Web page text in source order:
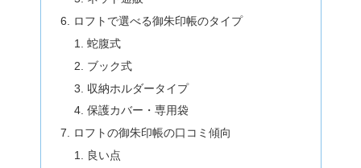
ロフトで選べる御朱印帳のタイプ
蛇腹式
ブック式
収納ホルダータイプ
保護カバー・専用袋
ロフトの御朱印帳の口コミ傾向
良い点